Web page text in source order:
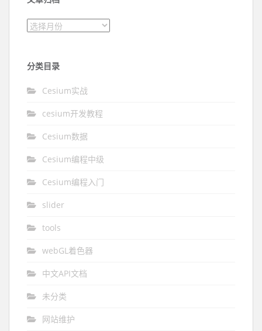
文章归档
分类目录
Cesium实战
cesium开发教程
Cesium数据
Cesium编程中级
Cesium编程入门
slider
tools
webGL着色器
中文API文档
未分类
网站维护